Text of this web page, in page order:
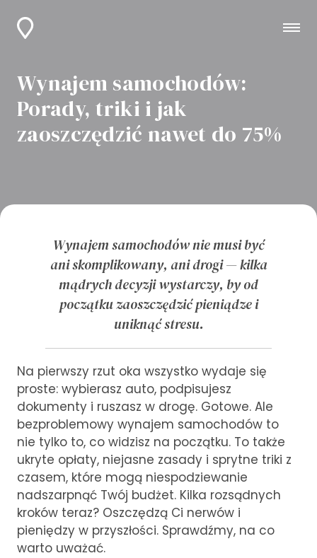
Wynajem samochodów:
Porady, triki i jak
zaoszczędzić nawet do 75%
Wynajem samochodów nie musi być
ani skomplikowany, ani drogi — kilka
mądrych decyzji wystarczy, by od
początku zaoszczędzić pieniądze i
uniknąć stresu.
Na pierwszy rzut oka wszystko wydaje się
proste: wybierasz auto, podpisujesz
dokumenty i ruszasz w drogę. Gotowe. Ale
bezproblemowy wynajem samochodów to
nie tylko to, co widzisz na początku. To także
ukryte opłaty, niejasne zasady i sprytne triki z
czasem, które mogą niespodziewanie
nadszarpnąć Twój budżet. Kilka rozsądnych
kroków teraz? Oszczędzą Ci nerwów i
pieniędzy w przyszłości. Sprawdźmy, na co
warto uważać.